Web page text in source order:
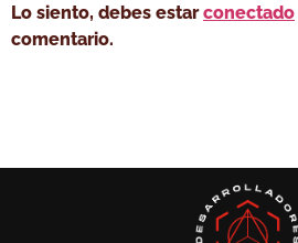
Lo siento, debes estarconectado
comentario.